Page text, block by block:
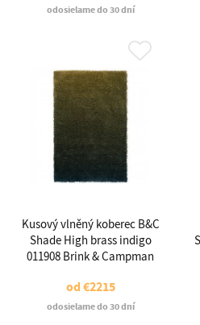
odosielame do 30 dní
Kusový vlněný koberec B&C
Shade High brass indigo
011908 Brink & Campman
od€2215
odosielame do 30 dní